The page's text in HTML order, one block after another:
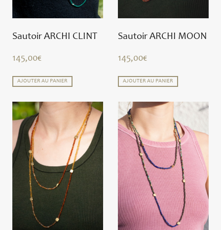
Sautoir ARCHI CLINT
145,00€
AJOUTER AU PANIER
Sautoir ARCHI MOON
145,00€
AJOUTER AU PANIER